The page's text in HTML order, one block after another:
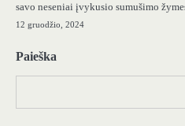
savo neseniai įvykusio sumušimo
12 gruodžio, 2024
Paieška